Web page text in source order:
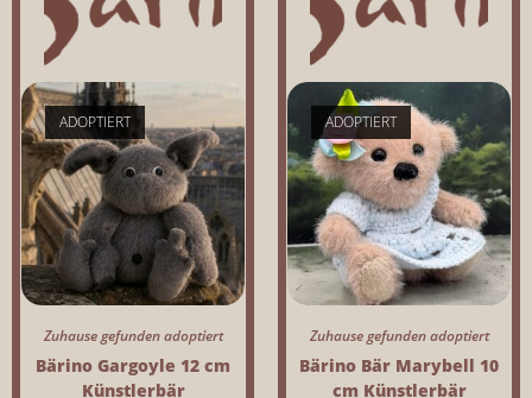
ADOPTIERT
Zuhause gefunden adoptiert
Bärino Gargoyle 12 cm
Künstlerbär
ADOPTIERT
Zuhause gefunden adoptiert
Bärino Bär Marybell 10
cm Künstlerbär